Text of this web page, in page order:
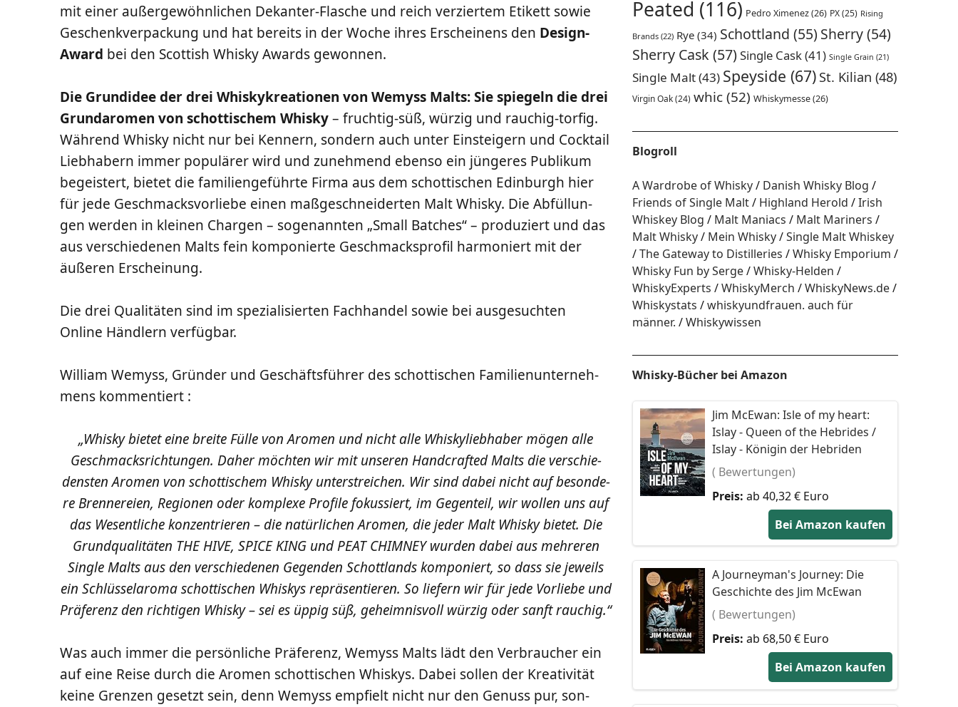
mit einer außer­ge­wöhn­li­chen Dekan­ter-Fla­sche und reich ver­zier­tem Eti­kett sowie
Geschenk­ver­pa­ckung und hat bereits in der Woche ihres Erschei­nens den Design-
Award bei den Scot­tish Whis­ky Awards gewonnen.
Die Grund­idee der drei Whis­ky­krea­tio­nen von Wemyss Malts: Sie spie­geln die drei
Grund­a­ro­men von schot­ti­schem Whis­ky– fruch­tig-süß, wür­zig und rau­chig-tor­fig.
Wäh­rend Whis­ky nicht nur bei Ken­nern, son­dern auch unter Ein­stei­gern und Cock­tail
Lieb­ha­bern immer popu­lä­rer wird und zuneh­mend eben­so ein jün­ge­res Publi­kum
begeis­tert, bie­tet die fami­li­en­ge­führ­te Fir­ma aus dem schot­ti­schen Edin­burgh hier
für jede Geschmacks­vor­lie­be einen maß­ge­schnei­der­ten Malt Whis­ky. Die Abfül­lun­
gen wer­den in klei­nen Char­gen – soge­nann­ten „Small Bat­ches“ – pro­du­ziert und das
aus ver­schie­de­nen Malts fein kom­po­nier­te Geschmacks­pro­fil har­mo­niert mit der
äuße­ren Erscheinung.
Die drei Qua­li­tä­ten sind im spe­zia­li­sier­ten Fach­han­del sowie bei aus­ge­such­ten
Online Händ­lern verfügbar.
Wil­liam Wemyss, Grün­der und Geschäfts­füh­rer des schot­ti­schen Fami­li­en­un­ter­neh­
mens kommentiert :
„Whis­ky bie­tet eine brei­te Fül­le von Aro­men und nicht alle Whis­ky­lieb­ha­ber mögen alle
Geschmacks­rich­tun­gen. Daher möch­ten wir mit unse­ren Hand­craf­ted Malts die ver­schie­
dens­ten Aro­men von schot­ti­schem Whis­ky unter­strei­chen. Wir sind dabei nicht auf beson­de­
re Bren­ne­rei­en, Regio­nen oder kom­ple­xe Pro­fi­le fokus­siert, im Gegen­teil, wir wol­len uns auf
das Wesent­li­che kon­zen­trie­ren – die natür­li­chen Aro­men, die jeder Malt Whis­ky bie­tet. Die
Grund­qua­li­tä­ten THE HIVE, SPICE KING und PEAT CHIMNEY wur­den dabei aus meh­re­ren
Sin­gle Malts aus den ver­schie­de­nen Gegen­den Schott­lands kom­po­niert, so dass sie jeweils
ein Schlüs­sel­aro­ma schot­ti­schen Whis­kys reprä­sen­tie­ren. So lie­fern wir für jede Vor­lie­be und
Prä­fe­renz den rich­ti­gen Whis­ky – sei es üppig süß, geheim­nis­voll wür­zig oder sanft rauchig.“
Was auch immer die per­sön­li­che Prä­fe­renz, Wemyss Malts lädt den Ver­brau­cher ein
auf eine Rei­se durch die Aro­men schot­ti­schen Whis­kys. Dabei sol­len der Krea­ti­vi­tät
kei­ne Gren­zen gesetzt sein, denn Wemyss emp­fielt nicht nur den Genuss pur, son­
Peated (116) Pedro Ximenez(26) PX(25) Rising
Brands(22) Rye(34) Schottland (55) Sherry(54)
Sherry Cask (57)Single Cask(41) Single Grain (21)
Single Malt(43) Speyside (67) St. Kilian (48)
Virgin Oak(24) whic(52) Whiskymesse(26)
Blogroll
A Wardrobe of Whisky
Danish Whisky Blog
Friends of Single Malt
Highland Herold
Irish
Whiskey Blog
Malt Maniacs
Malt Mariners
Malt Whisky
Mein Whisky
Single Malt Whiskey
The Gateway to Distilleries
Whisky Emporium
Whisky Fun by Serge
Whisky-Helden
WhiskyExperts
WhiskyMerch
WhiskyNews.de
Whiskystats
whiskyundfrauen. auch für
männer.
Whiskywissen
Whisky-Bücher bei Amazon
Jim McEwan: Isle of my heart:
Islay - Queen of the Hebrides /
Islay - Königin der Hebriden
( Bewertungen)
Preis: ab 40,32 € Euro
Bei Amazon kaufen
A Journeyman's Journey: Die
Geschichte des Jim McEwan
( Bewertungen)
Preis: ab 68,50 € Euro
Bei Amazon kaufen